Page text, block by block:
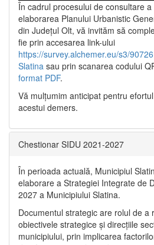
În cadrul procesului de consultare
elaborarea Planului Urbanistic
din Județul Olt, vă invităm să
fie prin accesarea link-ului
https://survey.alchemer.eu/s3/
Slatina sau prin scanarea codului
format PDF.
Vă mulţumim anticipat pentru
acestui demers.
Chestionar SIDU 2021-2027
În perioada actuală, Municipiul
elaborare a Strategiei Integrate de
2027 a Municipiului Slatina.
Documentul strategic are rolul de a
obiectivele strategice și direcțiile
municipiului, prin implicarea